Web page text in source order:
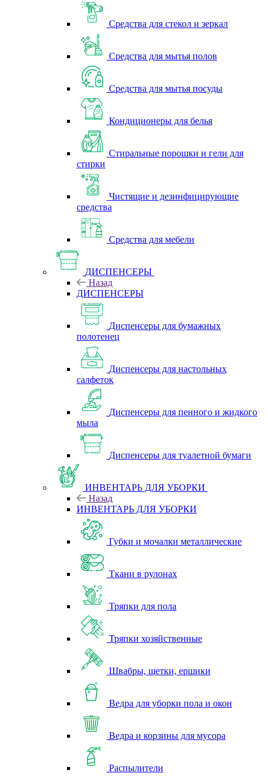
Средства для стекол и зеркал
Средства для мытья полов
Средства для мытья посуды
Кондиционеры для белья
Стиральные порошки и гели для
стирки
Чистящие и дезинфицирующие
средства
Средства для мебели
ДИСПЕНСЕРЫ
Назад
ДИСПЕНСЕРЫ
Диспенсеры для бумажных
полотенец
Диспенсеры для настольных
салфеток
Диспенсеры для пенного и жидкого
мыла
Диспенсеры для туалетной бумаги
ИНВЕНТАРЬ ДЛЯ УБОРКИ
Назад
ИНВЕНТАРЬ ДЛЯ УБОРКИ
Губки и мочалки металлические
Ткани в рулонах
Тряпки для пола
Тряпки хозяйственные
Швабры, щетки, ершики
Ведра для уборки пола и окон
Ведра и корзины для мусора
Распылители